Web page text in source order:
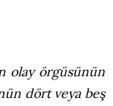
olay örgüsünün
dört veya beş